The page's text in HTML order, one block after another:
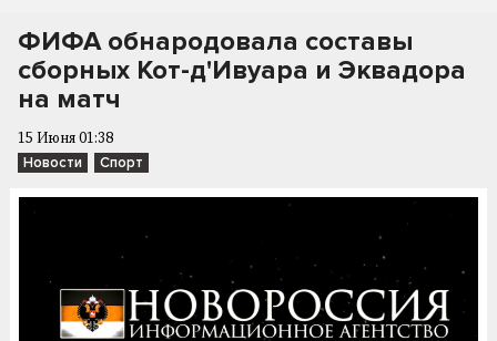
ФИФА обнародовала составы
сборных Кот-д'Ивуара и Эквадора
на матч
15 Июня 01:38
Новости Спорт